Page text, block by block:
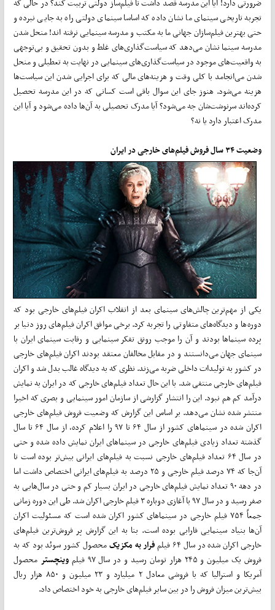
تجربه تاریخی سینمای ما نشان داده که اساسا سینمای دولتی راه به جایی نبرده و
حتی بهترین فیلم‌سازان جهانی ما به مکتب و مدرسه سینمایی نرفته اند! منحل شدن
مدرسه سینما نشان می‌دهد که سیاست‌گذاری‌های غلط و بدون تحقیق و بی‌توجهی
به واقعیت‌های موجود در سیاست‌گذاری‌های سینمایی در نهایت به تعطیلی و منحل
شدن می‌انجامد با کلی وقت و هزینه‌های مالی که برای اجرایی شدن این سیاست‌ها
هزینه می‌شود. هنوز جای این سوال باقی است کسانی که در این مدرسه تحصیل
کرده‌اند سرنوشت‌شان جه می‌شود؟ آیا مدرک تحصیلی به آن‌ها داده می‌شود و آیا این
مدرک اعتبار دارد یا نه؟
وضعیت ۳۴ سال فروش فیلم‌های خارجی در ایران
یکی از مهم‌ترین چالش‌های سینمای بعد از انقلاب اکران فیلم‌های خارجی بود که
دوره‌ها و دیدگاه‌های متفاوتی را تجربه کرد. برخی موافق اکران فیلم‌های روز دنیا بر
پرده سینماها بودند و آن را موجب رونق تفکر سینمایی و رقابت سینمای ایران با
سینمای جهان می‌دانستند و در مقابل مخالفان معتقد بودند اکران فیلم‌های خارجی
در کشور به تولیدات داخلی ضربه می‌زند. نظری که به دیدگاه غالب بدل شد و اکران
فیلم‌های خارجی منتفی شد. با این حال تعداد فیلم‌های خارجی که در ایران به نمایش
درآمد کم هم نبود. این را انتشار گزارشی از سازمان امور سینمایی و بصری که اخیرا
منتشر شده نشان می‌دهد. بر اساس این گزارش که وضعیت فروش فیلم‌های خارجی
اکران شده در سینماهای کشور از سال ۶۴ تا ۹۷ را اعلام کرده، از سال ۶۴ تا سال
گذشته تعداد زیادی فیلم‌های خارجی در سینماهای ایران نمایش داده شده و حتی
در سال ۶۴ تعداد فیلم‌های خارجی نسبت به فیلم‌های ایرانی بیش‌تر بوده است تا
آن‌جا که ۷۴ درصد فیلم خارجی و ۲۵ درصد به فیلم‌های ایرانی اختصاص داشت اما
در دهه ۹۰ تعداد نمایش فیلم‌های خارجی در ایران بسیار کم و حتی در سال‌هایی به
صفر رسید و در سال ۹۷ با آغازی دوباره ۳ فیلم خارجی اکران شد. طی این دوره زمانی
جمعاً ۷۵۴ فیلم خارجی در سینماهای کشور اکران شده است که مسئولیت اکران
آن‌ها بنیاد سینمایی فارابی بوده است. بنا به این گزارش پر فروش‌ترین فیلم‌های
خارجی اکران شده در سال ۶۴ فیلم
فرار به مکزیکمحصول کشور سوئد بود که به
فروش یک میلیون و ۲۴۵ هزار تومان رسید و در سال ۹۷ فیلم
وینچسترمحصول
آمریکا و استرالیا که با فروشی معادل ۲ میلیارد و ۲۳ میلیون و ۸۵۰ هزار ریال
بیش‌ترین میزان فروش را در بین سایر فیلم‌های خارجی به خود اختصاص داد.